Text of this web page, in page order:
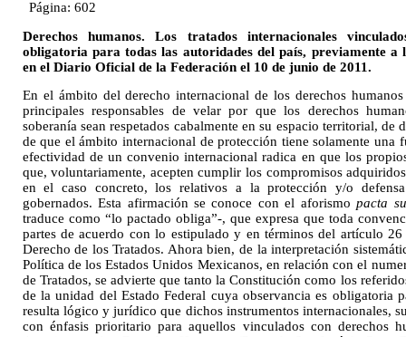
Página: 602
Derechos humanos. Los tratados internacionales
obligatoria para todas las autoridades del país, previamente
en el Diario Oficial de la Federación el 10 de junio de 2011.
En el ámbito del derecho internacional de los derechos
principales responsables de velar por que los derechos
soberanía sean respetados cabalmente en su espacio territorial,
de que el ámbito internacional de protección tiene solamente una
efectividad de un convenio internacional radica en que los
que, voluntariamente, acepten cumplir los compromisos
en el caso concreto, los relativos a la protección y/o
gobernados. Esta afirmación se conoce con el aforismopacta
traduce como “lo pactado obliga”-, que expresa que toda
partes de acuerdo con lo estipulado y en términos del artículo
Derecho de los Tratados. Ahora bien, de la interpretación
Política de los Estados Unidos Mexicanos, en relación con el
de Tratados, se advierte que tanto la Constitución como los
de la unidad del Estado Federal cuya observancia es obligatoria
resulta lógico y jurídico que dichos instrumentos internacionales,
con énfasis prioritario para aquellos vinculados con derechos